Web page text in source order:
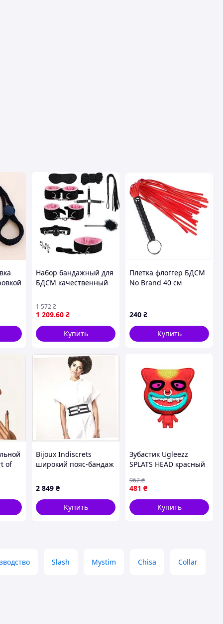
Набор бандажный для
БДСМ качественный
для ролевых игр 10
предметов черный
1 209.60 ₴
1 572₴
Купить
Плетка флоггер БДСМ
No Brand 40 см
9A029420K
240 ₴
Купить
of
Bijoux Indiscrets
широкий пояс-бандаж
2 849 ₴
Купить
Зубастик Ugleezz
SPLATS HEAD красный
развлечений с
большой головой и
уникальными
выражениями.
481 ₴
962₴
Купить
Slash Mystim Chisa Collar